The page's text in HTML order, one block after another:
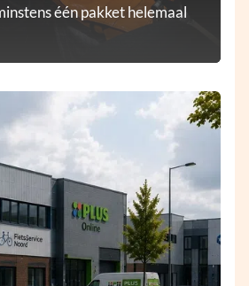
één pakket helemaal